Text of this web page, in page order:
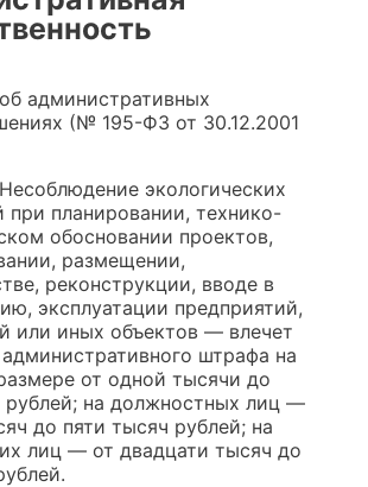
административных
(№ 195-ФЗ от 30.12.2001
Несоблюдение экологических
при планировании, технико-
обосновании проектов,
размещении,
реконструкции, вводе в
эксплуатации предприятий,
или иных объектов — влечет
штрафа на
от одной тысячи до
рублей; на должностных лиц —
до пяти тысяч рублей; на
лиц — от двадцати тысяч до